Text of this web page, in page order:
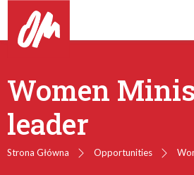
Women
leader
Strona Główna Opportunities